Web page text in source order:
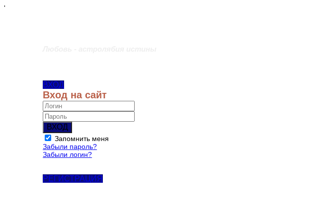
'
ВХОД
Вход на сайт
ВХОД
Запомнить меня
Забыли пароль?
Забыли логин?
РЕГИСТРАЦИЯ